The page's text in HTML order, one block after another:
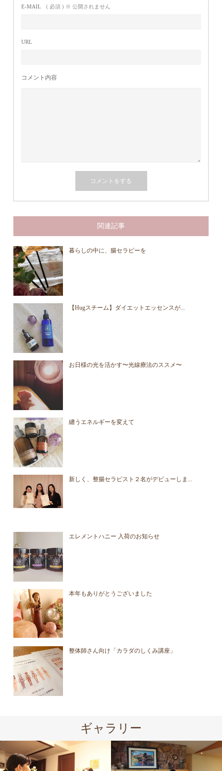
E-MAIL ( 必須 ) ※ 公開されません
URL
コメント内容
関連記事
暮らしの中に、腸セラピーを
【Hugスチーム】ダイエットエッセンスが...
お日様の光を活かす〜光線療法のススメ〜
纏うエネルギーを変えて
新しく、整腸セラピスト２名がデビューしま...
エレメントハニー 入荷のお知らせ
本年もありがとうございました
整体師さん向け「カラダのしくみ講座」
ギャラリー